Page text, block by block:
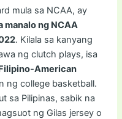
mula sa NCAA, ay
manalo ng NCAA
. Kilala sa kanyang
ng clutch plays, isa
American
ng college basketball.
sa Pilipinas, sabik na
ng Gilas jersey o